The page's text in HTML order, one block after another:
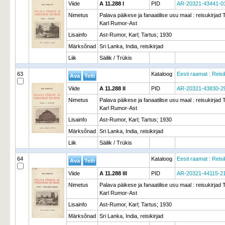
Viide A 11.288 I PID
AR-20321-43441-
Nimetus
Palava päikese ja fanaatilise usu maal : reisukirjad
Karl Rumor-Ast
Lisainfo
Ast-Rumor, Karl; Tartus; 1930
Märksõnad Sri Lanka, India, reisikirjad
Liik
Säilik / Trükis
63 Kataloog Eesti raamat :
Viide A 11.288 II PID
AR-20321-43830-
Nimetus
Palava päikese ja fanaatilise usu maal : reisukirjad
Karl Rumor-Ast
Lisainfo
Ast-Rumor, Karl; Tartus; 1930
Märksõnad Sri Lanka, India, reisikirjad
Liik
Säilik / Trükis
64 Kataloog Eesti raamat :
Viide A 11.288 III PID
AR-20321-44115-
Nimetus
Palava päikese ja fanaatilise usu maal : reisukirjad
Karl Rumor-Ast
Lisainfo
Ast-Rumor, Karl; Tartus; 1930
Märksõnad Sri Lanka, India, reisikirjad